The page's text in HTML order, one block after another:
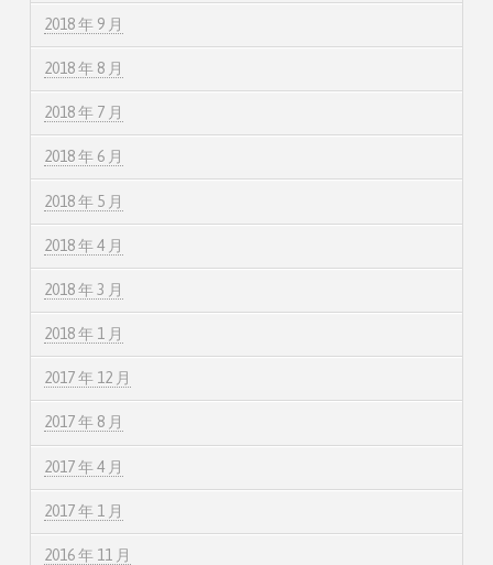
2018 年 9 月
2018 年 8 月
2018 年 7 月
2018 年 6 月
2018 年 5 月
2018 年 4 月
2018 年 3 月
2018 年 1 月
2017 年 12 月
2017 年 8 月
2017 年 4 月
2017 年 1 月
2016 年 11 月